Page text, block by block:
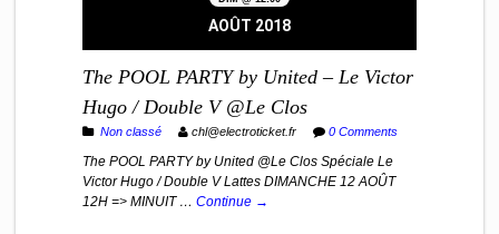
AOÛT 2018
The POOL PARTY by United – Le Victor
Hugo / Double V @Le Clos
Non classé chl@electroticket.fr 0 Comments
The POOL PARTY by United @Le Clos Spéciale Le
Victor Hugo / Double V Lattes DIMANCHE 12 AOÛT
12H => MINUIT … Continue →